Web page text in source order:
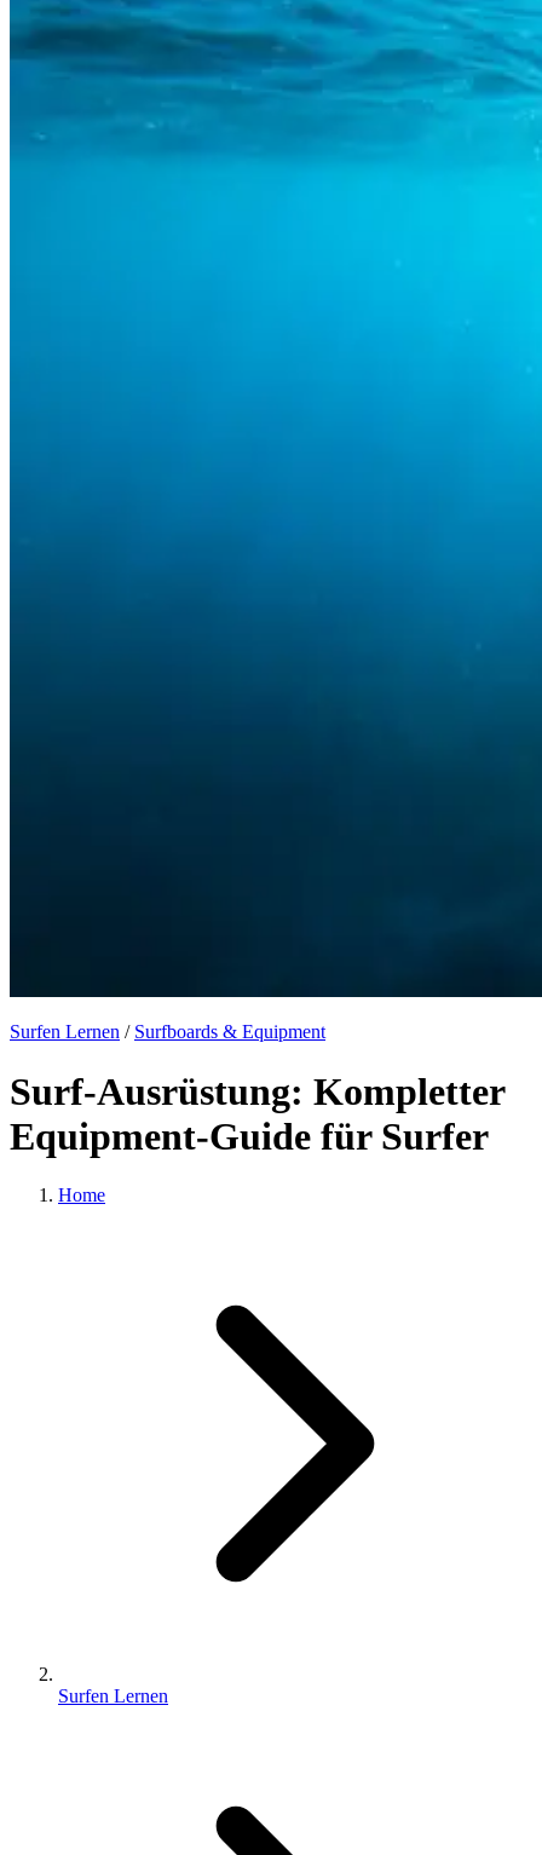
Surfen Lernen / Surfboards & Equipment
Surf-Ausrüstung: Kompletter
Equipment-Guide für Surfer
Home
Surfen Lernen